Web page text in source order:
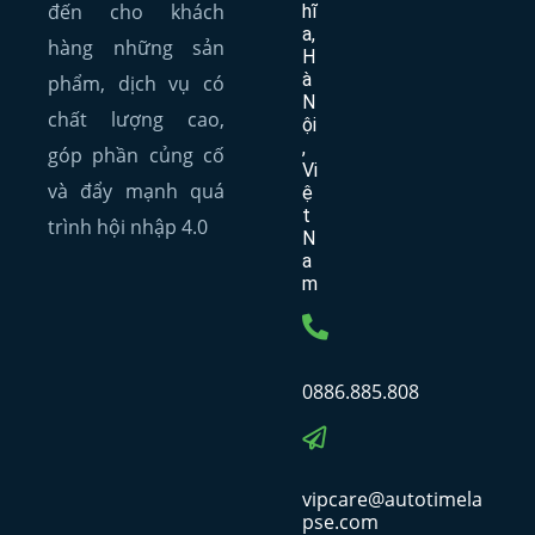
đến cho khách
hàng những sản
phẩm, dịch vụ có
chất lượng cao,
góp phần củng cố
và đẩy mạnh quá
trình hội nhập 4.0
hĩ
a,
H
à
N
ội
,
Vi
ệ
t
N
a
m
0886.885.808
vipcare@autotimela
pse.com